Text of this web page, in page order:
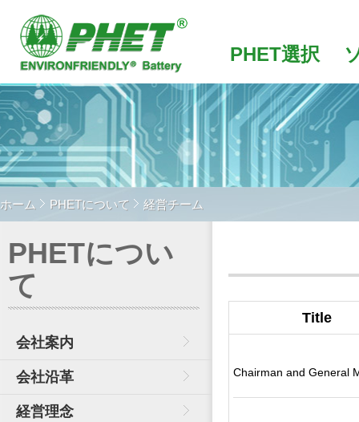
PHET選択
ホーム PHETについて 経営チーム
PHETについ
て
会社案内
会社沿革
経営理念
Title
Chairman and General